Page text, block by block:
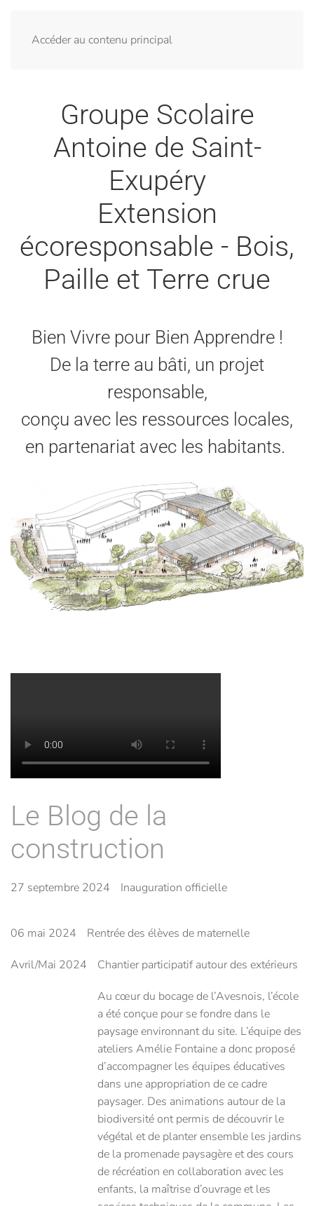
Accéder au contenu principal
Groupe Scolaire
Antoine de Saint-
Exupéry
Extension
écoresponsable - Bois,
Paille et Terre crue
Bien Vivre pour Bien Apprendre !
De la terre au bâti, un projet
responsable,
conçu avec les ressources locales,
en partenariat avec les habitants.
Le Blog de la
construction
27 septembre 2024 Inauguration officielle
06 mai 2024 Rentrée des élèves de maternelle
Avril/Mai 2024 Chantier participatif autour des extérieurs
Au cœur du bocage de l’Avesnois, l’école
a été conçue pour se fondre dans le
paysage environnant du site. L’équipe des
ateliers Amélie Fontaine a donc proposé
d’accompagner les équipes éducatives
dans une appropriation de ce cadre
paysager. Des animations autour de la
biodiversité ont permis de découvrir le
végétal et de planter ensemble les jardins
de la promenade paysagère et des cours
de récréation en collaboration avec les
enfants, la maîtrise d’ouvrage et les